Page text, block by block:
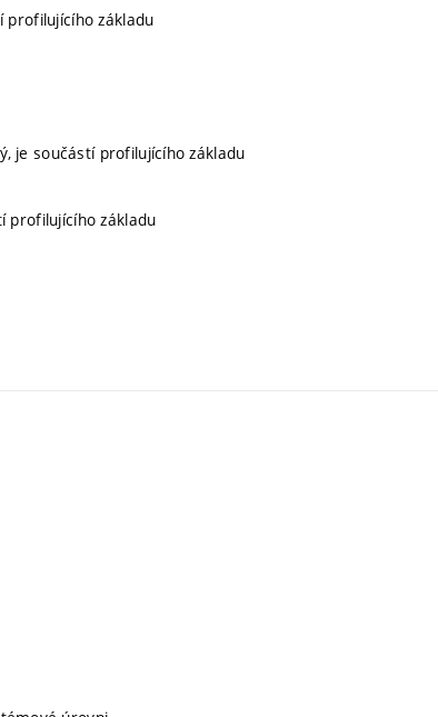
profilujícího základu
je součástí profilujícího základu
profilujícího základu